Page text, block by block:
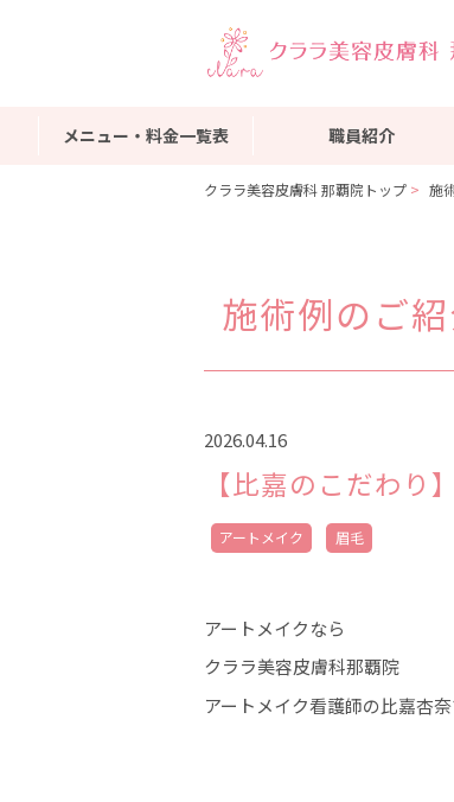
メニュー・料金一覧表 職員紹介
クララ美容皮膚科 那覇院トップ 施
施術例のご
2026.04.16
【比嘉のこだわり
アートメイク 眉毛
アートメイクなら
クララ美容皮膚科那覇院
アートメイク看護師の比嘉杏奈